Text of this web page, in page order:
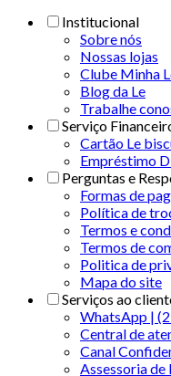
Institucional
Sobre nós
Nossas lojas
Clube Minha
Blog da Le
Trabalhe
Serviço
Cartão Le
Empréstimo
Perguntas e
Formas de
Política de
Termos e
Termos de
Politica de
Mapa do site
Serviços ao
WhatsApp |
Central de
Canal
Assessoria de